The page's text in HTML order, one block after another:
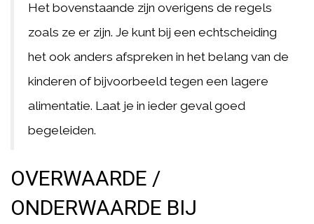
Het bovenstaande zijn overigens de regels
zoals ze er zijn. Je kunt bij een echtscheiding
het ook anders afspreken in het belang van de
kinderen of bijvoorbeeld tegen een lagere
alimentatie. Laat je in ieder geval goed
begeleiden.
OVERWAARDE /
ONDERWAARDE BIJ